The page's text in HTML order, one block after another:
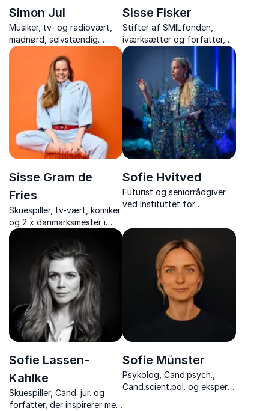
Simon Jul
Musiker, tv- og radiovært,
madnørd, selvstændig
iværksætter, komiker og
ildsjæl med passion for
fællesskab, bæredygtighed
og menneskelighed.
Sisse Fisker
Stifter af SMILfonden,
iværksætter og forfatter,
der inspirerer med stærke
historier om livsglæde, mod
og ansvar for eget liv.
Sisse Gram de
Fries
Skuespiller, tv-vært, komiker
og 2 x danmarksmester i
impro comedy, der inspirerer
til at spille hinanden gode
og sparke arbejdsglæden i
vejret
Sofie Hvitved
Futurist og seniorrådgiver
ved Instituttet for
teknologi og medier.
Sofie Lassen-
Kahlke
Skuespiller, Cand. jur. og
forfatter, der inspirerer med
Sofie Münster
Psykolog, Cand.psych.,
Cand.scient.pol. og ekspert i